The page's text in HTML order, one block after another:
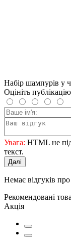
Набір шампурів у
Оцініть
Увага: HTML не
текст.
Далі
Немає відгуків
Рекомендовані
Акція